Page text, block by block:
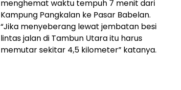
menghemat waktu tempuh 7 menit dari
Kampung Pangkalan ke Pasar Babelan.
“Jika menyeberang lewat jembatan besi
lintas jalan di Tambun Utara itu harus
memutar sekitar 4,5 kilometer” katanya.